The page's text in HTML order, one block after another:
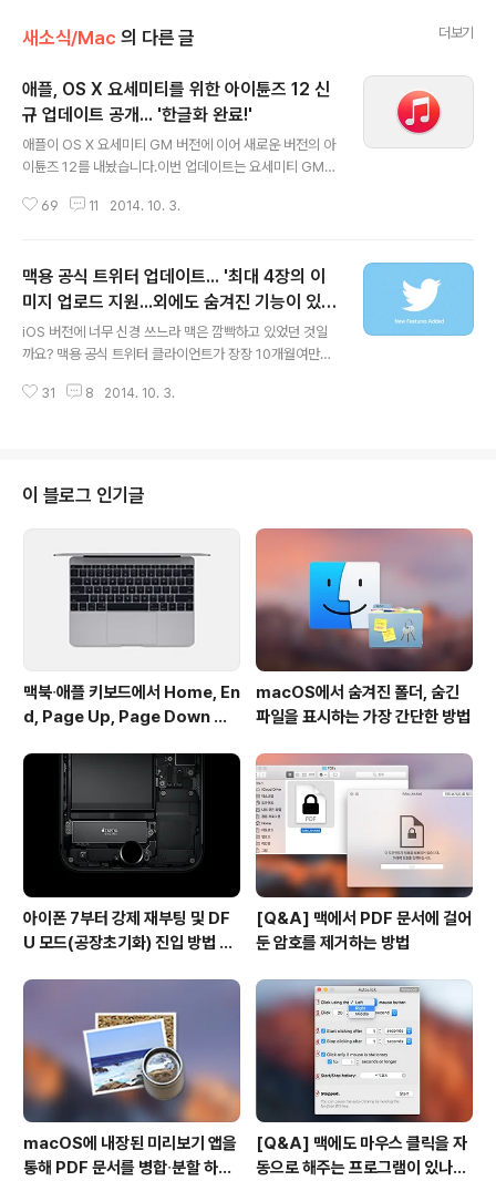
새소식/Mac 의 다른 글 더보기
애플, OS X 요세미티를 위한 아이튠즈 12 신
규 업데이트 공개... '한글화 완료!'
애플이 OS X 요세미티 GM 버전에 이어 새로운 버전의 아
이튠즈 12를 내놨습니다.이번 업데이트는 요세미티 GM
어를 통해 즉시 업데이트할 수 있습니다. 정확한 버전은 1
로 어떤 부분에서 변화가 있었는지 알기 어려운데요, 최소
한 국내 맥 사용자들에게는 반가운 업데이트가 될 듯합니
다. 아이튠즈 12 첫 버전이 공개된 이래 처음으로 한국어를
포함한 다국어를 지원하기 때문입니다. 또 미묘한 차이지
만 창 좌측 상단에 있는 신호등 버튼도 재생 관련 버튼과 수
평을 맞추면서 보다 깔끔해진 모습입니다. ▼ * 업데이트
69 11 2014. 10. 3.
맥용 공식 트위터 업데이트... '최대 4장의 이
미지 업로드 지원...외에도 숨겨진 기능이 있
다?'
iOS 버전에 너무 신경 쓰느라 맥은 깜빡하고 있었던 것일
까요? 맥용 공식 트위터 클라이언트가 장장 10개월여만에
사가 어울릴 만큼 그동안 많은 트위터 사용자가 요구하던
인 성능을 향상하고 버그를 수정했다고 합니다. ▼ 사실 이
두 기능은 iOS용 트위터에 작년 12월과 올해 3월에 탑재
된 바 있습니다. 거의 반년이 넘어서야 맥 버전이 iOS 버전
을 따라잡은 것인데, 이러다 OS X처럼 1년 단위로 업데이
트가 이뤄지는건 아닌지 불안합니다. (실제로 맥용 트위터
3.0 버전은 1년만에 ..
31 8 2014. 10. 3.
이 블로그 인기글
맥북∙애플 키보드에서 Home, En
d, Page Up, Page Down 키
macOS에서 숨겨진 폴더, 숨긴
파일을 표시하는 가장 간단한 방법
아이폰 7부터 강제 재부팅 및 DF
U 모드(공장초기화) 진입 방법 변
[Q&A] 맥에서 PDF 문서에 걸어
둔 암호를 제거하는 방법
macOS에 내장된 미리보기 앱을
통해 PDF 문서를 병합∙분할 하는
[Q&A] 맥에도 마우스 클릭을 자
동으로 해주는 프로그램이 있나